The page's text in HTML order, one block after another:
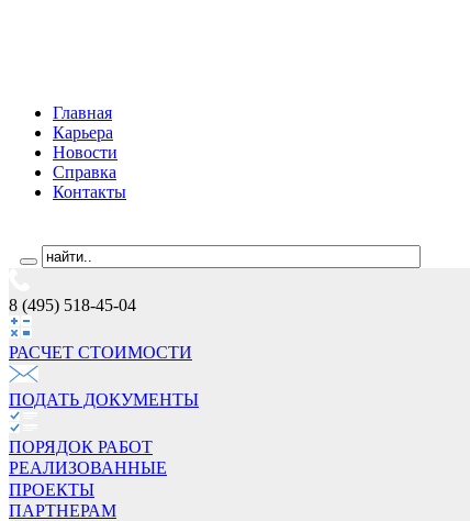
Главная
Карьера
Новости
Справка
Контакты
8 (495) 518-45-04
РАСЧЕТ СТОИМОCТИ
ПОДАТЬ ДОКУМЕНТЫ
ПОРЯДОК РАБОТ
РЕАЛИЗОВАННЫЕ
ПРОЕКТЫ
ПАРТНЕРАМ